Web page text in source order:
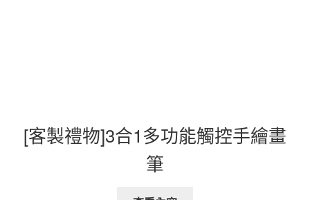
[客製禮物]3合1多功能觸控手繪畫
筆